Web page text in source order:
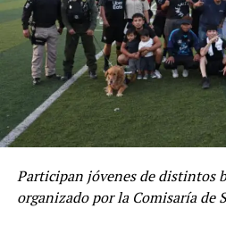
Participan jóvenes de distintos
organizado por la Comisaría de